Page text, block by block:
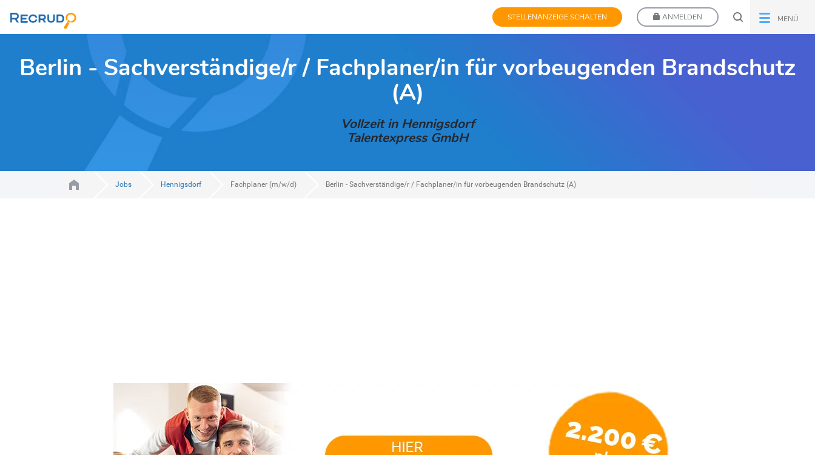
STELLENANZEIGE SCHALTEN ANMELDEN MENÜ
Berlin - Sachverständige/r / Fachplaner/in für vorbeugenden Brandschutz
(A)
Vollzeit in Hennigsdorf
Talentexpress GmbH
Jobs Hennigsdorf Fachplaner (m/w/d) Berlin - Sachverständige/r / Fachplaner/in für vorbeugenden Brandschutz (A)